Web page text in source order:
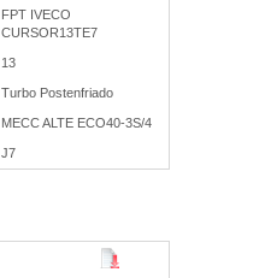
FPT IVECO
CURSOR13TE7
13
Turbo Postenfriado
MECC ALTE ECO40-3S/4
J7